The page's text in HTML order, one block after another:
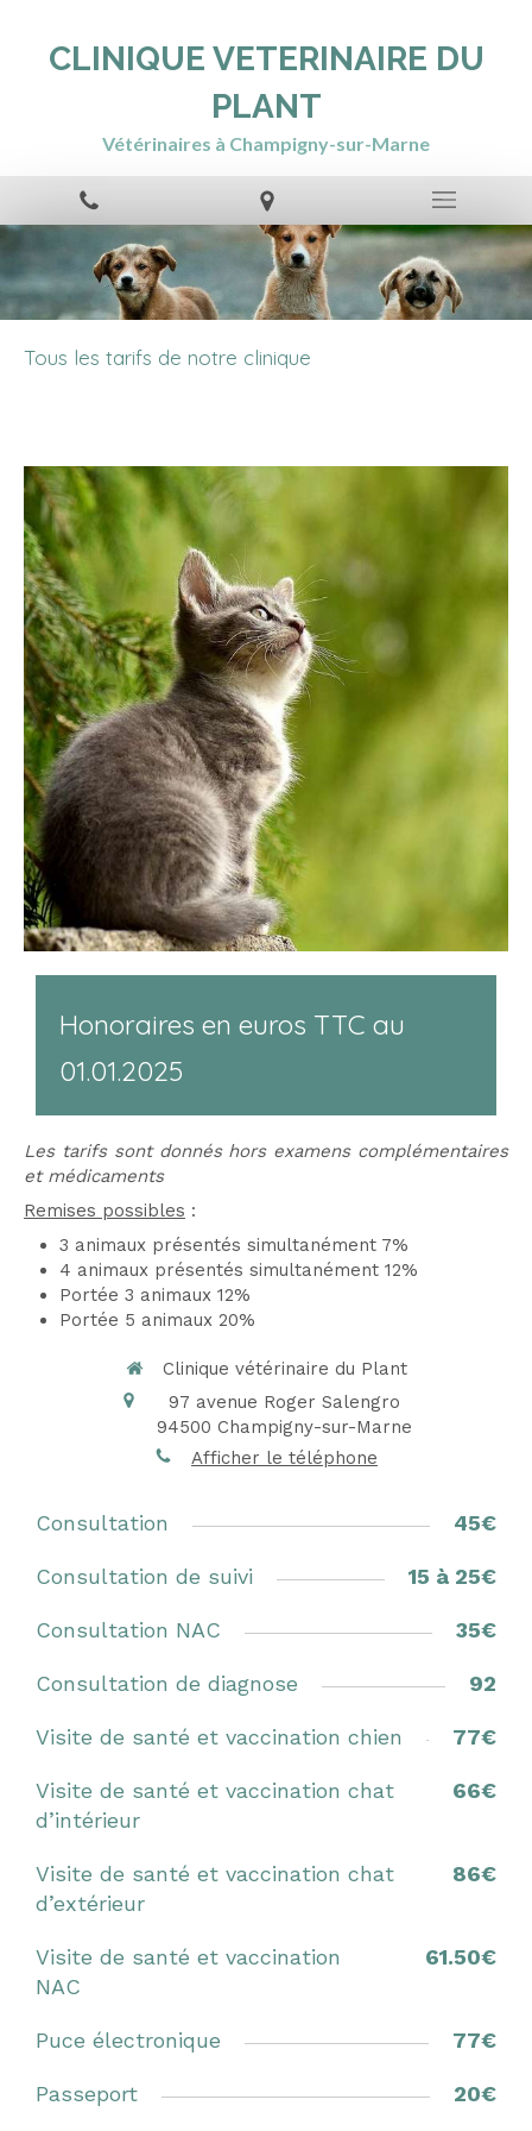
CLINIQUE VETERINAIRE DU
PLANT
Vétérinaires à Champigny-sur-Marne
Tous les tarifs de notre clinique
Honoraires en euros TTC au
01.01.2025
Les tarifs sont donnés hors examens complémentaires
et médicaments
Remises possibles :
3 animaux présentés simultanément 7%
4 animaux présentés simultanément 12%
Portée 3 animaux 12%
Portée 5 animaux 20%
Clinique vétérinaire du Plant
97 avenue Roger Salengro
94500 Champigny-sur-Marne
Afficher le téléphone
45€
Consultation
15 à 25€
Consultation de suivi
35€
Consultation NAC
92
Consultation de diagnose
77€
Visite de santé et vaccination chien
66€
Visite de santé et vaccination chat
d’intérieur
86€
Visite de santé et vaccination chat
d’extérieur
61.50€
Visite de santé et vaccination
NAC
77€
Puce électronique
20€
Passeport